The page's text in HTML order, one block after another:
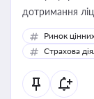
дотримання
Ринок
Страхова